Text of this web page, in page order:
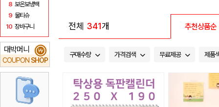
8 보온보냉백
9 물티슈
10 장바구니
대박머니
COUPON SHOP
₩
전체 341개 추천상품순
구매수량 가격검색 무료제공 제품